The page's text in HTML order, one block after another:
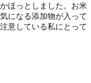
ほっとしました。お米
になる添加物が入って
意している私にとって